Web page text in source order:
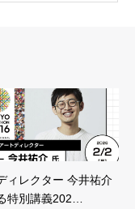
ィレクター 今井祐介
特別講義202…